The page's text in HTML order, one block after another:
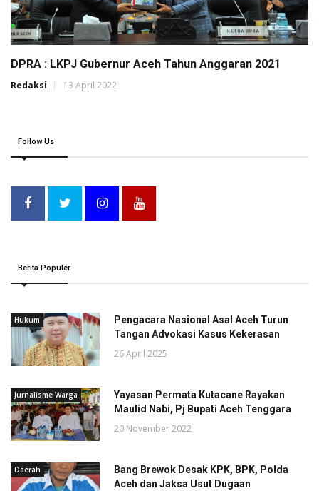
DPRA : LKPJ Gubernur Aceh Tahun Anggaran 2021
Redaksi 13 April 2022
Follow Us
Berita Populer
Hukum
Pengacara Nasional Asal Aceh Turun
Tangan Advokasi Kasus Kekerasan
26 April 2025
Jurnalisme Warga
Yayasan Permata Kutacane Rayakan
Maulid Nabi, Pj Bupati Aceh Tenggara
20 November 2022
Daerah
Bang Brewok Desak KPK, BPK, Polda
Aceh dan Jaksa Usut Dugaan